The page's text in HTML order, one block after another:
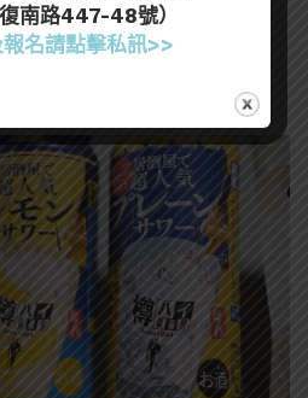
款，不建議挑太過於甜膩
了，有各種口味可以嘗試，
度還可以 up up，何樂而不
風味、甜感更明顯的人。
復南路447-48號）
名請點擊私訊>>